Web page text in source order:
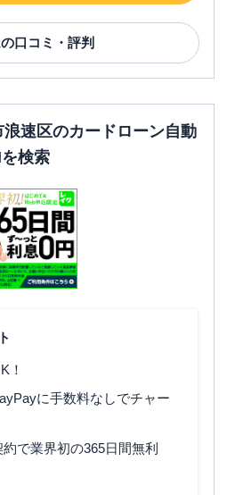
の口コミ・評判
速区のカードローン自動
検索
！
に手数料なしでチャー
で業界初の365日間無利